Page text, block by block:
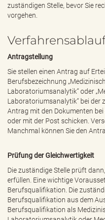
zuständigen Stelle, bevor Sie
vorgehen.
Antragstellung
Sie stellen einen Antrag auf
Berufsbezeichnung
Laboratoriumsanalytik“ oder
Laboratoriumsanalytik“ bei der
Antrag mit den Dokumenten
oder mit der Post schicken.
Manchmal können Sie den
Prüfung der Gleichwertigkeit
Die zuständige Stelle prüft
erfüllen. Eine wichtige
Berufsqualifikation. Die
Berufsqualifikation aus dem
Berufsqualifikation als